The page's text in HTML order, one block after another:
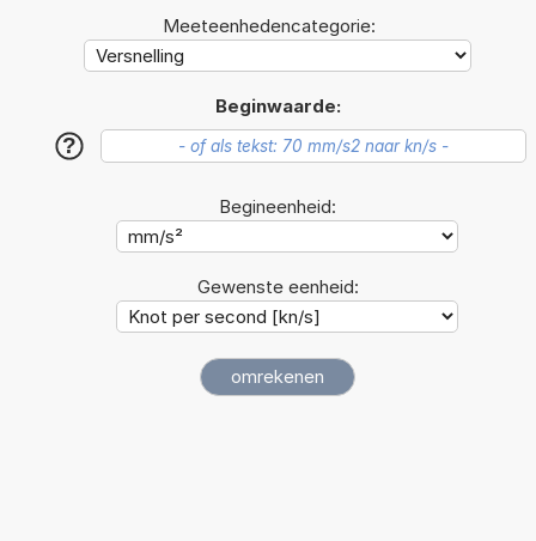
Meeteenhedencategorie:
Beginwaarde:
?
Begineenheid:
Gewenste eenheid: